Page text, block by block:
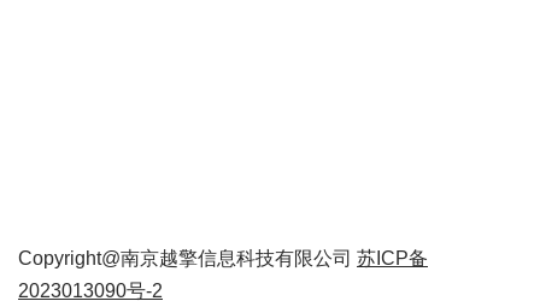
Copyright@南京越擎信息科技有限公司 苏ICP备
2023013090号-2